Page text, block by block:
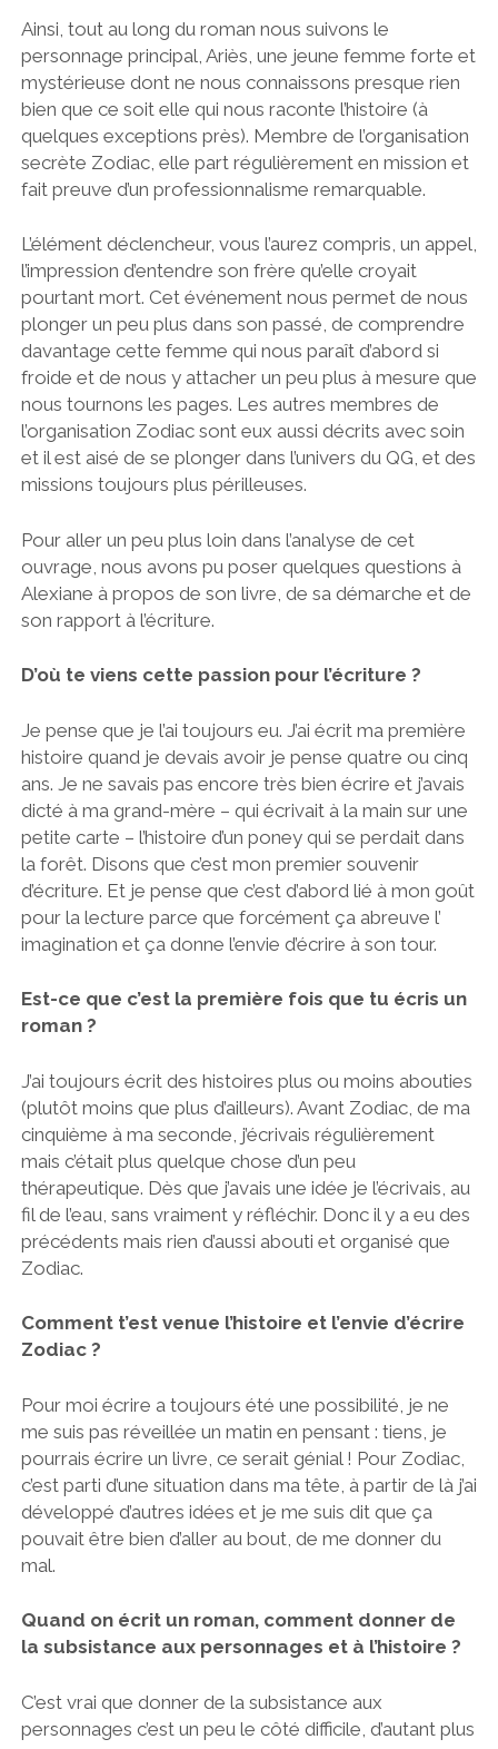
Ainsi, tout au long du roman nous suivons le
personnage principal, Ariès, une jeune femme forte et
mystérieuse dont ne nous connaissons presque rien
bien que ce soit elle qui nous raconte l’histoire (à
quelques exceptions près). Membre de l’organisation
secrète Zodiac, elle part régulièrement en mission et
fait preuve d’un professionnalisme remarquable.
L’élément déclencheur, vous l’aurez compris, un appel,
l’impression d’entendre son frère qu’elle croyait
pourtant mort. Cet événement nous permet de nous
plonger un peu plus dans son passé, de comprendre
davantage cette femme qui nous paraît d’abord si
froide et de nous y attacher un peu plus à mesure que
nous tournons les pages. Les autres membres de
l’organisation Zodiac sont eux aussi décrits avec soin
et il est aisé de se plonger dans l’univers du QG, et des
missions toujours plus périlleuses.
Pour aller un peu plus loin dans l’analyse de cet
ouvrage, nous avons pu poser quelques questions à
Alexiane à propos de son livre, de sa démarche et de
son rapport à l’écriture.
D’où te viens cette passion pour l’écriture ?
Je pense que je l’ai toujours eu. J’ai écrit ma première
histoire quand je devais avoir je pense quatre ou cinq
ans. Je ne savais pas encore très bien écrire et j’avais
dicté à ma grand-mère – qui écrivait à la main sur une
petite carte – l’histoire d’un poney qui se perdait dans
la forêt. Disons que c’est mon premier souvenir
d’écriture. Et je pense que c’est d’abord lié à mon goût
pour la lecture parce que forcément ça abreuve l’
imagination et ça donne l’envie d’écrire à son tour.
Est-ce que c’est la première fois que tu écris un
roman ?
J’ai toujours écrit des histoires plus ou moins abouties
(plutôt moins que plus d’ailleurs). Avant Zodiac, de ma
cinquième à ma seconde, j’écrivais régulièrement
mais c’était plus quelque chose d’un peu
thérapeutique. Dès que j’avais une idée je l’écrivais, au
fil de l’eau, sans vraiment y réfléchir. Donc il y a eu des
précédents mais rien d’aussi abouti et organisé que
Zodiac.
Comment t’est venue l’histoire et l’envie d’écrire
Zodiac ?
Pour moi écrire a toujours été une possibilité, je ne
me suis pas réveillée un matin en pensant : tiens, je
pourrais écrire un livre, ce serait génial ! Pour Zodiac,
c’est parti d’une situation dans ma tête, à partir de là j’ai
développé d’autres idées et je me suis dit que ça
pouvait être bien d’aller au bout, de me donner du
mal.
Quand on écrit un roman, comment donner de
la subsistance aux personnages et à l’histoire ?
C’est vrai que donner de la subsistance aux
personnages c’est un peu le côté difficile, d’autant plus